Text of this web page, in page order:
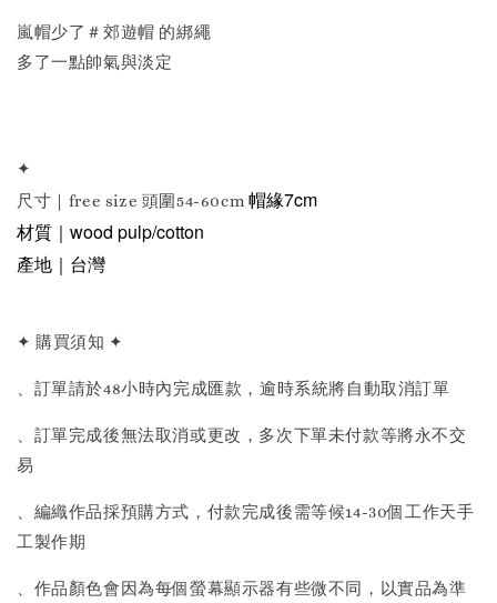
嵐帽少了＃郊遊帽 的綁繩
多了一點帥氣與淡定
✦
尺寸｜free size 頭圍54-60cm 帽緣7cm
材質｜wood pulp/cotton
產地｜台灣
✦ 購買須知 ✦
、訂單請於48小時內完成匯款，逾時系統將自動取消訂單
、訂單完成後無法取消或更改，多次下單未付款等將永不交
易
、編織作品採預購方式，付款完成後需等候14-30個工作天手
工製作期
、作品顏色會因為每個螢幕顯示器有些微不同，以實品為準